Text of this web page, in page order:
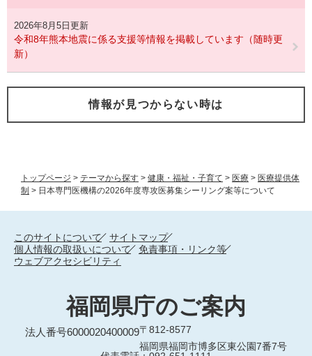
トップページ > テーマから探す > 健康・福祉・子育て > 医療 > 医療提供体
制 > 日本専門医機構の2026年度専攻医募集シーリング案等について
2026年8月5日更新
令和8年熊本地震に係る支援等情報を掲載しています（随時更
新）
情報が見つからない時は
このサイトについて
サイトマップ
個人情報の取扱いについて
免責事項・リンク等
ウェブアクセシビリティ
福岡県庁のご案内
法人番号6000020400009〒812-8577
福岡県福岡市博多区東公園7番7号